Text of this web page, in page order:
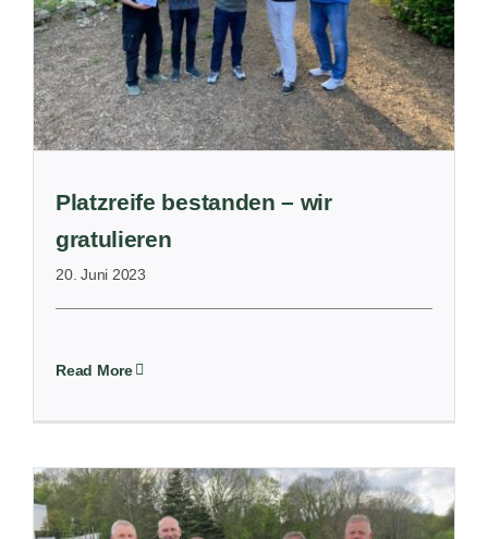
Platzreife bestanden – wir
gratulieren
20. Juni 2023
Read More